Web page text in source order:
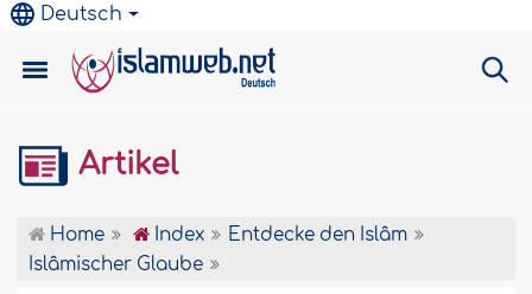
Deutsch
Artikel
Home Index
Entdecke den Islâm
Islâmischer Glaube